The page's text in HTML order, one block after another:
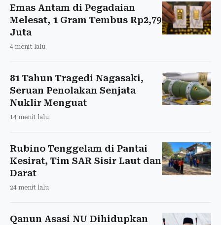
Emas Antam di Pegadaian
Melesat, 1 Gram Tembus Rp2,79
Juta
4 menit lalu
81 Tahun Tragedi Nagasaki,
Seruan Penolakan Senjata
Nuklir Menguat
14 menit lalu
Rubino Tenggelam di Pantai
Kesirat, Tim SAR Sisir Laut dan
Darat
24 menit lalu
Qanun Asasi NU Dihidupkan